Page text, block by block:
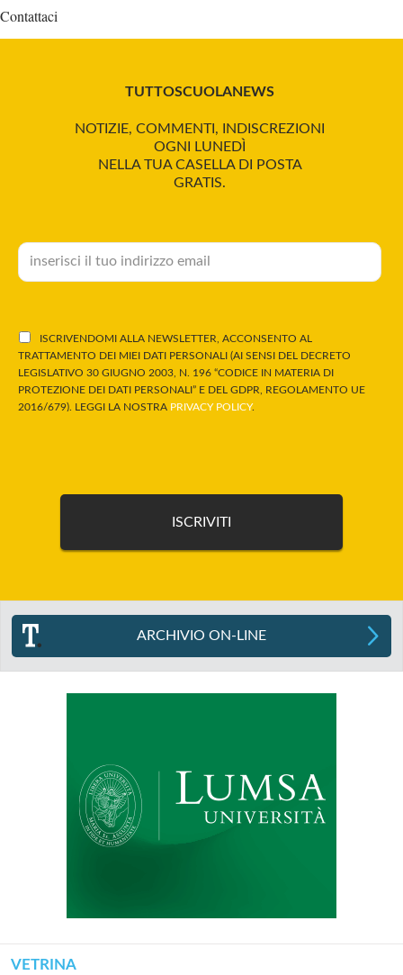
Contattaci
TUTTOSCUOLANEWS
NOTIZIE, COMMENTI, INDISCREZIONI
OGNI LUNEDÌ
NELLA TUA CASELLA DI POSTA
GRATIS.
ISCRIVENDOMI ALLA NEWSLETTER, ACCONSENTO AL
TRATTAMENTO DEI MIEI DATI PERSONALI (AI SENSI DEL DECRETO
LEGISLATIVO 30 GIUGNO 2003, N. 196 “CODICE IN MATERIA DI
PROTEZIONE DEI DATI PERSONALI” E DEL GDPR, REGOLAMENTO UE
2016/679). LEGGI LA NOSTRA PRIVACY POLICY.
ARCHIVIO ON-LINE
VETRINA